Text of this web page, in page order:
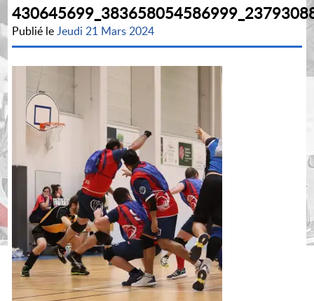
Publié leJeudi 21 Mars 2024